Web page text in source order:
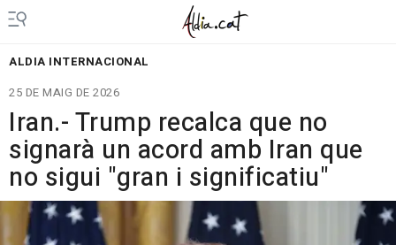
ALDIA INTERNACIONAL
25 DE MAIG DE 2026
Iran.- Trump recalca que no
signarà un acord amb Iran que
no sigui "gran i significatiu"